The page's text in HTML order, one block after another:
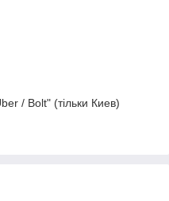
/ Bolt" (тільки Киев)